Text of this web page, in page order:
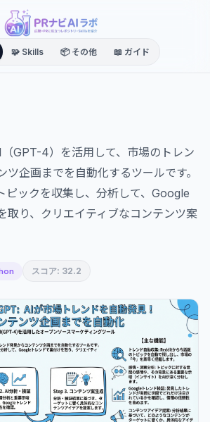
🧩 Skills 📦 その他 📖 ガイド
GPT-4）を活用して、市場のトレン
ツ企画までを自動化するツールです。
ピックを収集し、分析して、Google
取り、クリエイティブなコンテンツ案
スコア: 32.2